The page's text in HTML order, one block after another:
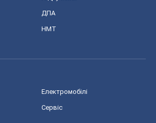
ДПА
НМТ
Електромобілі
Сервіс